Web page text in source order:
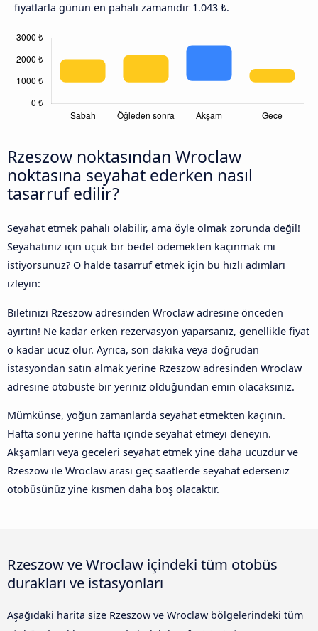
fiyatlarla günün en pahalı zamanıdır 1.043 ₺.
Rzeszow noktasından Wroclaw
noktasına seyahat ederken nasıl
tasarruf edilir?
Seyahat etmek pahalı olabilir, ama öyle olmak zorunda değil!
Seyahatiniz için uçuk bir bedel ödemekten kaçınmak mı
istiyorsunuz? O halde tasarruf etmek için bu hızlı adımları
izleyin:
Biletinizi Rzeszow adresinden Wroclaw adresine önceden
ayırtın! Ne kadar erken rezervasyon yaparsanız, genellikle fiyat
o kadar ucuz olur. Ayrıca, son dakika veya doğrudan
istasyondan satın almak yerine Rzeszow adresinden Wroclaw
adresine otobüste bir yeriniz olduğundan emin olacaksınız.
Mümkünse, yoğun zamanlarda seyahat etmekten kaçının.
Hafta sonu yerine hafta içinde seyahat etmeyi deneyin.
Akşamları veya geceleri seyahat etmek yine daha ucuzdur ve
Rzeszow ile Wroclaw arası geç saatlerde seyahat ederseniz
otobüsünüz yine kısmen daha boş olacaktır.
Rzeszow ve Wroclaw içindeki tüm otobüs
durakları ve istasyonları
Aşağıdaki harita size Rzeszow ve Wroclaw bölgelerindeki tüm